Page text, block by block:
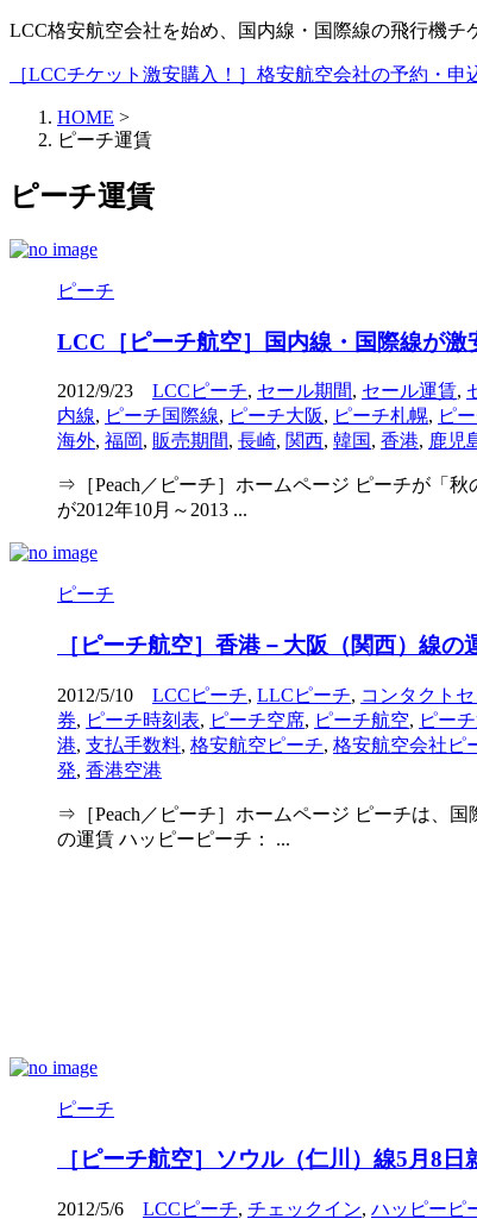
LCC格安航空会社を始め、国内線・国際線の飛行機チ
［LCCチケット激安購入！］格安航空会社の予約・申
HOME >
ピーチ運賃
ピーチ運賃
ピーチ
LCC［ピーチ航空］国内線・国際線が
2012/9/23 LCCピーチ, セール期間, セール運賃,
内線, ピーチ国際線, ピーチ大阪, ピーチ札幌, ピ
海外, 福岡, 販売期間, 長崎, 関西, 韓国, 香港, 鹿児
⇒［Peach／ピーチ］ホームページ ピーチが「
が2012年10月～2013 ...
ピーチ
［ピーチ航空］香港－大阪（関西）線
2012/5/10 LCCピーチ, LLCピーチ, コンタクト
券, ピーチ時刻表, ピーチ空席, ピーチ航空, ピー
港, 支払手数料, 格安航空ピーチ, 格安航空会社ピ
発, 香港空港
⇒［Peach／ピーチ］ホームページ ピーチは、
の運賃 ハッピーピーチ： ...
ピーチ
［ピーチ航空］ソウル（仁川）線5月8
2012/5/6 LCCピーチ, チェックイン, ハッピーピ